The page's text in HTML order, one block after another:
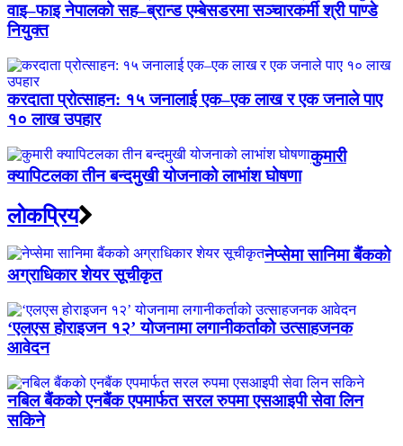
वाइ–फाइ नेपालको सह–ब्रान्ड एम्बेसडरमा सञ्चारकर्मी श्री पाण्डे
नियुक्त
करदाता प्रोत्साहन: १५ जनालाई एक–एक लाख र एक जनाले पाए
१० लाख उपहार
कुमारी
क्यापिटलका तीन बन्दमुखी योजनाको लाभांश घोषणा
लाेकप्रिय
नेप्सेमा सानिमा बैंकको
अग्राधिकार शेयर सूचीकृत
‘एलएस होराइजन १२’ योजनामा लगानीकर्ताको उत्साहजनक
आवेदन
नबिल बैंकको एनबैंक एपमार्फत सरल रुपमा एसआइपी सेवा लिन
सकिने